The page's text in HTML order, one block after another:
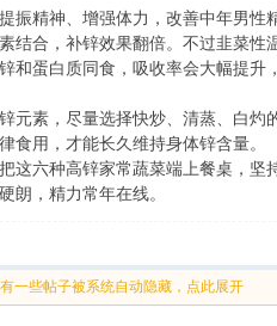
振精神、增强体力，改善中年男
结合，补锌效果翻倍。不过韭菜
和蛋白质同食，吸收率会大幅提
元素，尽量选择快炒、清蒸、白
食用，才能长久维持身体锌含量。
这六种高锌家常蔬菜端上餐桌，
朗，精力常年在线。
一些帖子被系统自动隐藏，点此展开